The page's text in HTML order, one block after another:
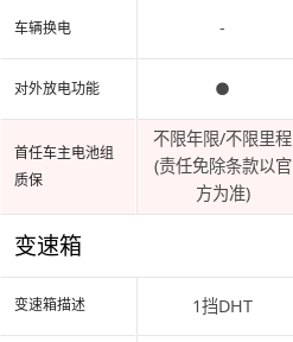
车辆换电
对外放电功能
首任车主电池组
质保
变速箱
变速箱描述
-
●
不限年限/不限里程
(责任免除条款以官
方为准)
1挡DHT